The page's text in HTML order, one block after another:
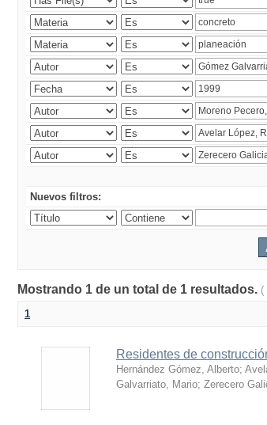
Nuevos filtros:
Mostrando 1 de un total de 1 resultados. (
1
Residentes de
Hernández Gómez, Alberto;
Galvarriato, Mario; Zerecero